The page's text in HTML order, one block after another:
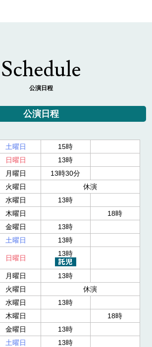
Schedule
公演日程
公演日程
土曜日
15時
日曜日
13時
月曜日
13時30分
火曜日
休演
水曜日
13時
木曜日
18時
金曜日
13時
土曜日 13時
日曜日
13時
月曜日
13時
火曜日
休演
水曜日
13時
木曜日
18時
金曜日
13時
土曜日
13時